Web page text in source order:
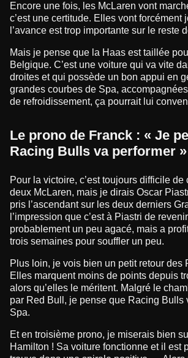
Encore une fois, les McLaren vont
c’est une certitude. Elles vont forcément
l’avance est trop importante sur le reste
Mais je pense que la Haas est taillée
Belgique. C’est une voiture qui va vite
droites et qui possède un bon appui en
grandes courbes de Spa,
de refroidissement, ça pourrait lui
Le prono de Franck : « Je
Racing Bulls va performer »
Pour la victoire, c’est toujours difficile
deux McLaren, mais je dirais Oscar
pris l’ascendant sur les deux derniers
l’impression que c’est à Piastri de
probablement un peu agacé, mais a
trois semaines pour souffler un peu.
Plus loin, je vois bien un petit retour des
Elles marquent moins de points depuis
alors qu’elles le méritent. Malgré le
par Red Bull, je pense que Racing Bulls
Spa.
Et en troisième prono, je miserais bien
Hamilton ! Sa voiture fonctionne et il est